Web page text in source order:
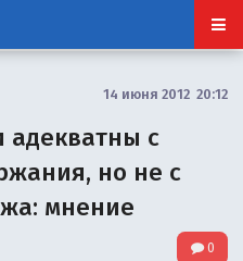
14 июня 2012 20:12
адекватны с
но не с
мнение
0